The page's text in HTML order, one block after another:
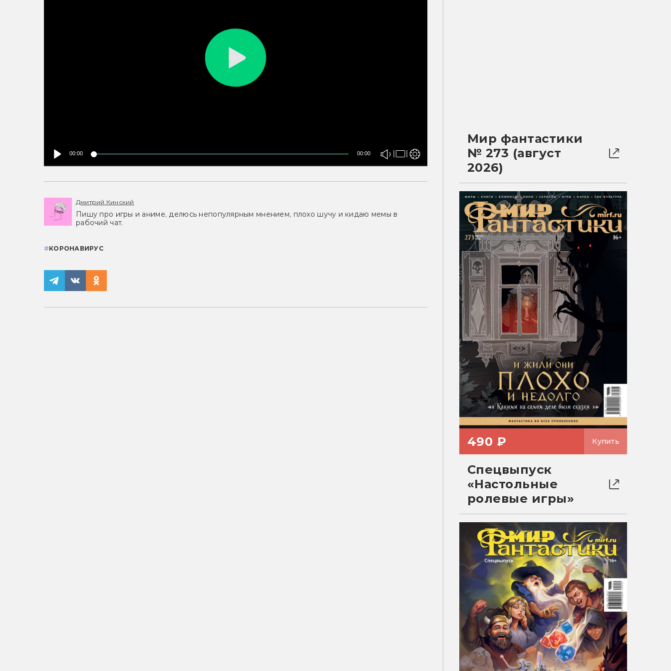
00:00 00:00
Дмитрий Кинский
Пишу про игры и аниме, делюсь непопулярным мнением, плохо шучу и кидаю мемы в
рабочий чат.
#КОРОНАВИРУС
Мир фантастики
№ 273 (август
2026)
490 ₽ Купить
Спецвыпуск
«Настольные
ролевые игры»